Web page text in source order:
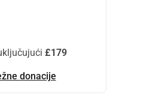
£179
donacije